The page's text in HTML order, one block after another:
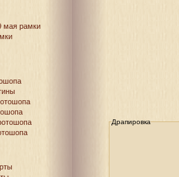
мая рамки
Драпировка